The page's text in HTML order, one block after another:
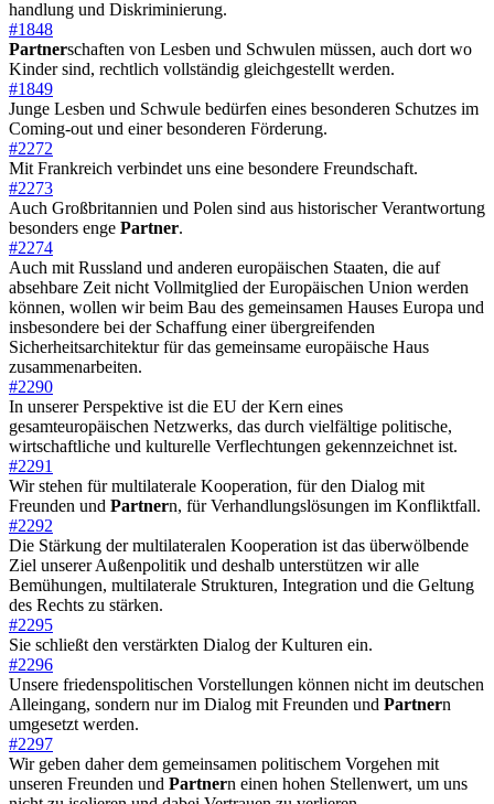
handlung und Diskriminierung.
#1848
Partnerschaften von Lesben und Schwulen müssen, auch dort wo
Kinder sind, rechtlich vollständig gleichgestellt werden.
#1849
Junge Lesben und Schwule bedürfen eines besonderen Schutzes im
Coming-out und einer besonderen Förderung.
#2272
Mit Frankreich verbindet uns eine besondere Freundschaft.
#2273
Auch Großbritannien und Polen sind aus historischer Verantwortung
besonders enge Partner.
#2274
Auch mit Russland und anderen europäischen Staaten, die auf
absehbare Zeit nicht Vollmitglied der Europäischen Union werden
können, wollen wir beim Bau des gemeinsamen Hauses Europa und
insbesondere bei der Schaffung einer übergreifenden
Sicherheitsarchitektur für das gemeinsame europäische Haus
zusammenarbeiten.
#2290
In unserer Perspektive ist die EU der Kern eines
gesamteuropäischen Netzwerks, das durch vielfältige politische,
wirtschaftliche und kulturelle Verflechtungen gekennzeichnet ist.
#2291
Wir stehen für multilaterale Kooperation, für den Dialog mit
Freunden und Partnern, für Verhandlungslösungen im Konfliktfall.
#2292
Die Stärkung der multilateralen Kooperation ist das überwölbende
Ziel unserer Außenpolitik und deshalb unterstützen wir alle
Bemühungen, multilaterale Strukturen, Integration und die Geltung
des Rechts zu stärken.
#2295
Sie schließt den verstärkten Dialog der Kulturen ein.
#2296
Unsere friedenspolitischen Vorstellungen können nicht im deutschen
Alleingang, sondern nur im Dialog mit Freunden und Partnern
umgesetzt werden.
#2297
Wir geben daher dem gemeinsamen politischem Vorgehen mit
unseren Freunden und Partnern einen hohen Stellenwert, um uns